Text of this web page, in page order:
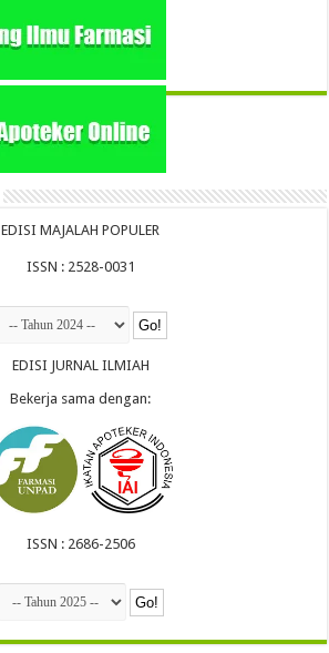
EDISI MAJALAH POPULER
ISSN : 2528-0031
EDISI JURNAL ILMIAH
Bekerja sama dengan:
ISSN : 2686-2506